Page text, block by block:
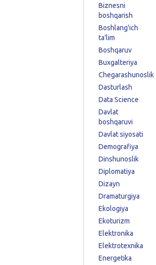
Biznesni
boshqarish
Boshlang'ich
ta'lim
Boshqaruv
Buxgalteriya
Chegarashunoslik
Dasturlash
Data Science
Davlat
boshqaruvi
Davlat siyosati
Demografiya
Dinshunoslik
Diplomatiya
Dizayn
Dramaturgiya
Ekologiya
Ekoturizm
Elektronika
Elektrotexnika
Energetika